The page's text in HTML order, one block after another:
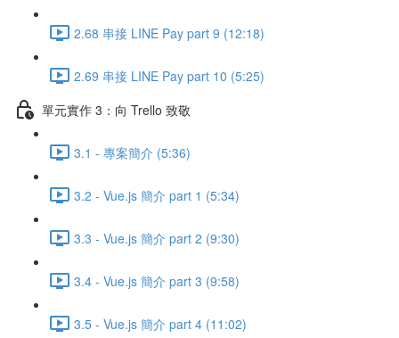
2.68 串接 LINE Pay part 9 (12:18)
2.69 串接 LINE Pay part 10 (5:25)
單元實作 3：向 Trello 致敬
3.1 - 專案簡介 (5:36)
3.2 - Vue.js 簡介 part 1 (5:34)
3.3 - Vue.js 簡介 part 2 (9:30)
3.4 - Vue.js 簡介 part 3 (9:58)
3.5 - Vue.js 簡介 part 4 (11:02)